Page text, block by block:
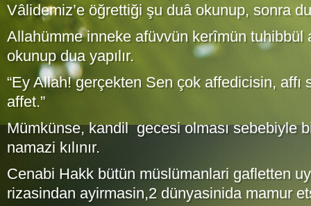
Vâlidemiz’e öğrettiği şu duâ okunup, sonra
Allahümme inneke afüvvün kerîmün tuhibbül
okunup dua yapılır.
“Ey Allah! gerçekten Sen çok affedicisin, affı
affet.”
Mümkünse, kandil gecesi olması sebebiyle
namazi kılınır.
Cenabi Hakk bütün müslümanlari gafletten
rizasindan ayirmasin,2 dünyasinida mamur